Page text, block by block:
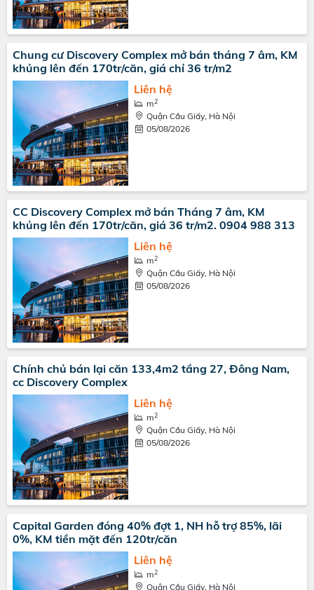
Chung cư Discovery Complex mở bán tháng 7 âm, KM
khủng lên đến 170tr/căn, giá chỉ 36 tr/m2
Liên hệ
m2
Quận Cầu Giấy, Hà Nội
05/08/2026
CC Discovery Complex mở bán Tháng 7 âm, KM
khủng lên đến 170tr/căn, giá 36 tr/m2. 0904 988 313
Liên hệ
m2
Quận Cầu Giấy, Hà Nội
05/08/2026
Chính chủ bán lại căn 133,4m2 tầng 27, Đông Nam,
cc Discovery Complex
Liên hệ
m2
Quận Cầu Giấy, Hà Nội
05/08/2026
Capital Garden đóng 40% đợt 1, NH hỗ trợ 85%, lãi
0%, KM tiền mặt đến 120tr/căn
Liên hệ
m2
Quận Cầu Giấy, Hà Nội